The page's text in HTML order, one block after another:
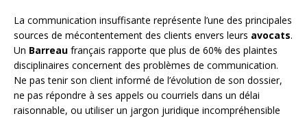
La communication insuffisante représente l’une des principales
sources de mécontentement des clients envers leurs avocats.
Un Barreau français rapporte que plus de 60% des plaintes
disciplinaires concernent des problèmes de communication.
Ne pas tenir son client informé de l’évolution de son dossier,
ne pas répondre à ses appels ou courriels dans un délai
raisonnable, ou utiliser un jargon juridique incompréhensible